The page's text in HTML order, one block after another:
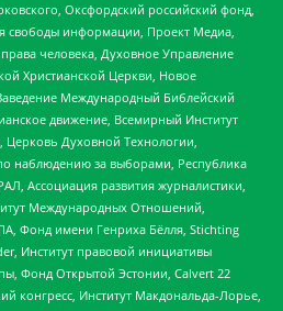
Оксфордский российский фонд,
свободы информации, Проект Медиа,
человека, Духовное Управление
Христианской Церкви, Новое
Международный Библейский
движение, Всемирный Институт
Церковь Духовной Технологии,
наблюдению за выборами, Республика
Ассоциация развития журналистики,
Международных Отношений,
Фонд имени Генриха Бёлля, Stichting
Институт правовой инициативы
Фонд Открытой Эстонии, Calvert 22
конгресс, Институт Макдональда-Лорье,